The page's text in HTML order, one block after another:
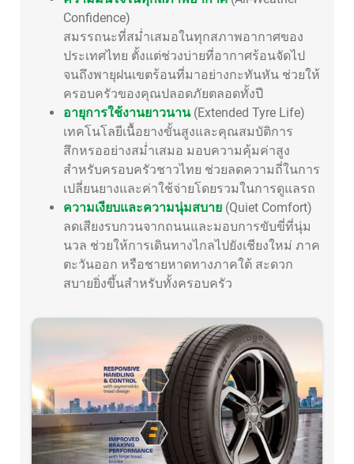
Confidence)
สมรรถนะที่สม่ำเสมอในทุกสภาพอากาศของ
ประเทศไทย ตั้งแต่ช่วงบ่ายที่อากาศร้อนจัดไป
จนถึงพายุฝนเขตร้อนที่มาอย่างกะทันหัน ช่วยให้
ครอบครัวของคุณปลอดภัยตลอดทั้งปี
อายุการใช้งานยาวนาน (Extended Tyre Life)
เทคโนโลยีเนื้อยางขั้นสูงและคุณสมบัติการ
สึกหรออย่างสม่ำเสมอ มอบความคุ้มค่าสูง
สำหรับครอบครัวชาวไทย ช่วยลดความถี่ในการ
เปลี่ยนยางและค่าใช้จ่ายโดยรวมในการดูแลรถ
ความเงียบและความนุ่มสบาย (Quiet Comfort)
ลดเสียงรบกวนจากถนนและมอบการขับขี่ที่นุ่ม
นวล ช่วยให้การเดินทางไกลไปยังเชียงใหม่ ภาค
ตะวันออก หรือชายหาดทางภาคใต้ สะดวก
สบายยิ่งขึ้นสำหรับทั้งครอบครัว